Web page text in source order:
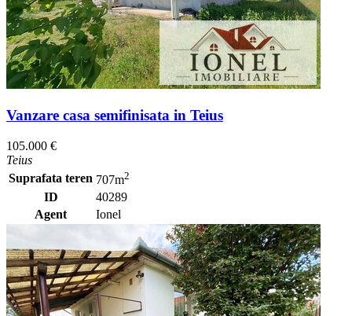
Vanzare casa semifinisata in Teius
105.000 €
Teius
Suprafata teren 707m2
ID
40289
Agent
Ionel